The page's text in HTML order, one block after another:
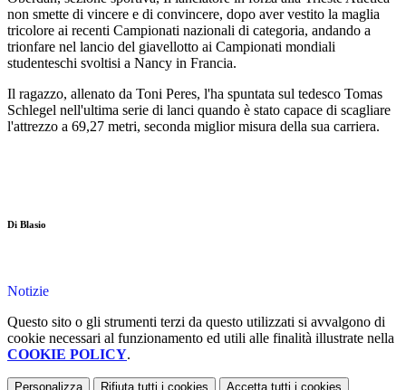
non smette di vincere e di convincere, dopo aver vestito la maglia
tricolore ai recenti Campionati nazionali di categoria, andando a
trionfare nel lancio del giavellotto ai Campionati mondiali
studenteschi svoltisi a Nancy in Francia.
Il ragazzo, allenato da Toni Peres, l'ha spuntata sul tedesco Tomas
Schlegel nell'ultima serie di lanci quando è stato capace di scagliare
l'attrezzo a 69,27 metri, seconda miglior misura della sua carriera.
Di Blasio
Notizie
Questo sito o gli strumenti terzi da questo utilizzati si avvalgono di
cookie necessari al funzionamento ed utili alle finalità illustrate nella
COOKIE POLICY.
Personalizza Rifiuta tutti i cookies Accetta tutti i cookies